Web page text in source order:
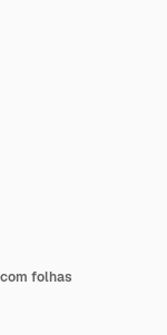
folhas